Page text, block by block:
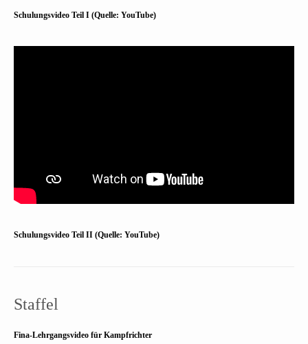
Schulungsvideo Teil I (Quelle: YouTube)
Schulungsvideo Teil II (Quelle: YouTube)
Staffel
Fina-Lehrgangsvideo für Kampfrichter